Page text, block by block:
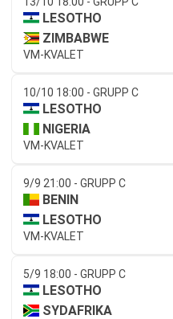
LESOTHO
ZIMBABWE
VM-KVALET
10/10 18:00 - GRUPP C
LESOTHO
NIGERIA
VM-KVALET
9/9 21:00 - GRUPP C
BENIN
LESOTHO
VM-KVALET
5/9 18:00 - GRUPP C
LESOTHO
SYDAFRIKA